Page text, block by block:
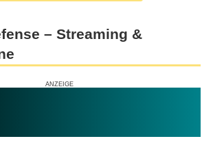
– Streaming &